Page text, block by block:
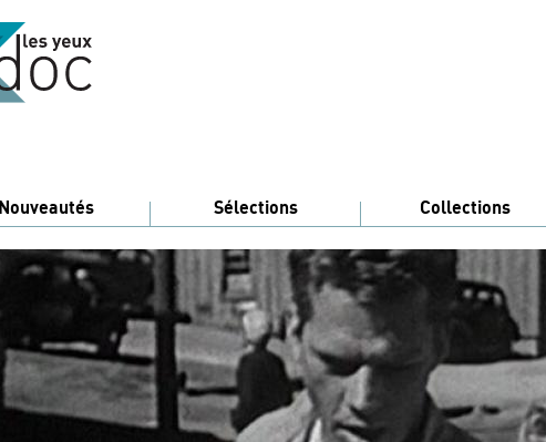
Nouveautés Sélections Collections